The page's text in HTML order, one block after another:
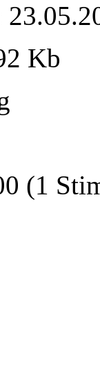
Kb
(1